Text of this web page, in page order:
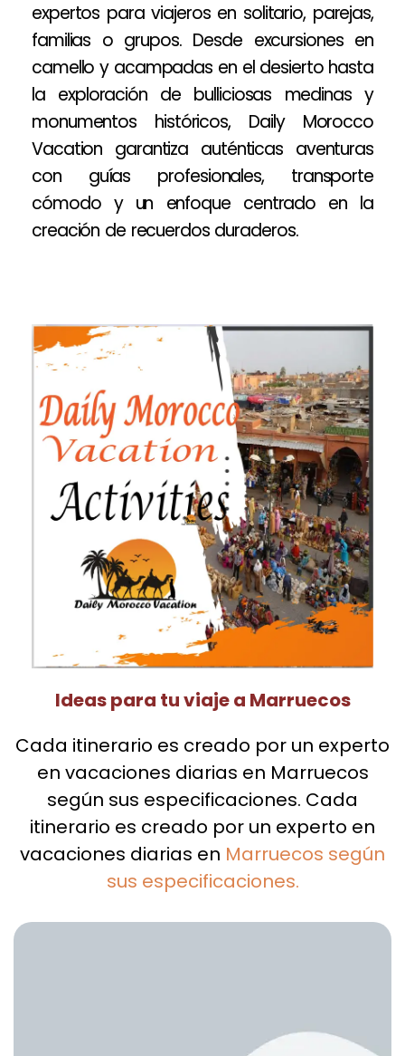
expertos para viajeros en solitario, parejas,
familias o grupos. Desde excursiones en
camello y acampadas en el desierto hasta
la exploración de bulliciosas medinas y
monumentos históricos, Daily Morocco
Vacation garantiza auténticas aventuras
con guías profesionales, transporte
cómodo y un enfoque centrado en la
creación de recuerdos duraderos.
Ideas para tu viaje a Marruecos
Cada itinerario es creado por un experto
en vacaciones diarias en Marruecos
según sus especificaciones. Cada
itinerario es creado por un experto en
vacaciones diarias en Marruecos según
sus especificaciones.